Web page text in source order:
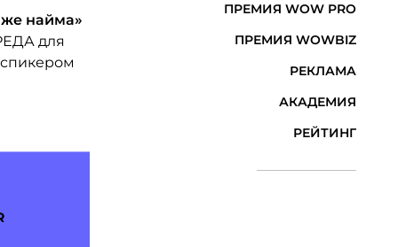
ПРЕМИЯ WOW PRO
ПРЕМИЯ WOWBIZ
РЕКЛАМА
АКАДЕМИЯ
РЕЙТИНГ
найма»
для